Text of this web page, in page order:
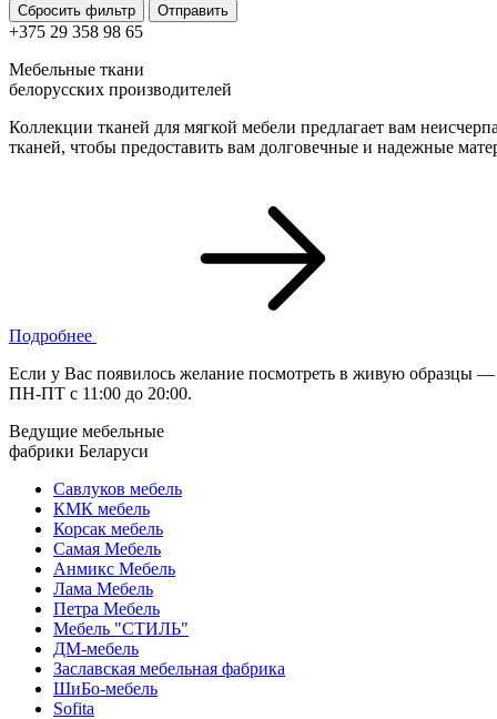
Сбросить фильтр Отправить
+375 29 358 98 65
Мебельные ткани
белорусских производителей
Коллекции тканей для мягкой мебели предлагает вам
тканей, чтобы предоставить вам долговечные и надежные
Подробнее
Если у Вас появилось желание посмотреть в живую образцы
ПН-ПТ с 11:00 до 20:00.
Ведущие мебельные
фабрики Беларуси
Савлуков мебель
КМК мебель
Корсак мебель
Самая Мебель
Анмикс Мебель
Лама Мебель
Петра Мебель
Мебель "СТИЛЬ"
ДМ-мебель
Заславская мебельная фабрика
ШиБо-мебель
Sofita